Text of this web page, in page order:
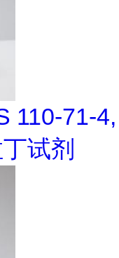
110-71-4,
试剂